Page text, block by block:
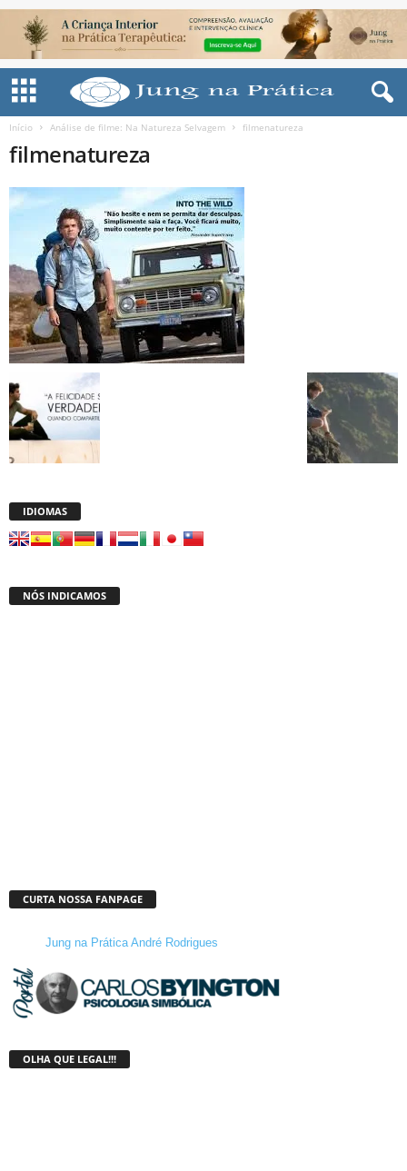
Início Análise de filme: Na Natureza Selvagem filmenatureza
filmenatureza
IDIOMAS
NÓS INDICAMOS
CURTA NOSSA FANPAGE
Jung na Prática André Rodrigues
OLHA QUE LEGAL!!!